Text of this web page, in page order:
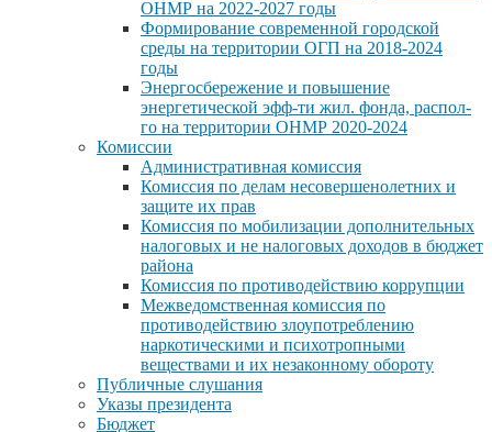
ОНМР на 2022-2027 годы
Формирование современной городской
среды на территории ОГП на 2018-2024
годы
Энергосбережение и повышение
энергетической эфф-ти жил. фонда, распол-
го на территории ОНМР 2020-2024
Комиссии
Административная комиссия
Комиссия по делам несовершенолетних и
защите их прав
Комиссия по мобилизации дополнительных
налоговых и не налоговых доходов в бюджет
района
Комиссия по противодействию коррупции
Межведомственная комиссия по
противодействию злоупотреблению
наркотическими и психотропными
веществами и их незаконному обороту
Публичные слушания
Указы президента
Бюджет